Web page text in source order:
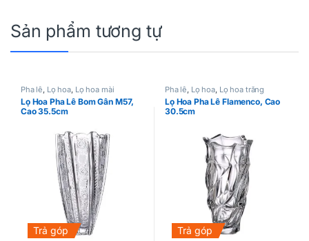
Sản phẩm tương tự
Pha lê, Lọ hoa, Lọ hoa mài
Lọ Hoa Pha Lê Bom Gân M57,
Cao 35.5cm
Trả góp
Pha lê, Lọ hoa, Lọ hoa trắng
Lọ Hoa Pha Lê Flamenco, Cao
30.5cm
Trả góp